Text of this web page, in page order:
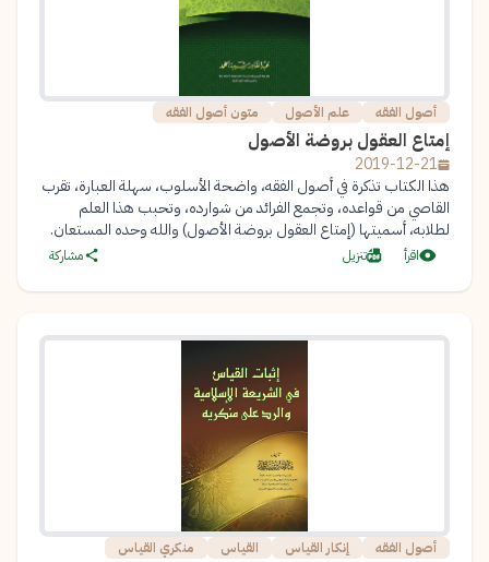
أصول الفقه علم الأصول متون أصول الفقه
إمتاع العقول بروضة الأصول
2019-12-21
هذا الكتاب تذكرة في أصول الفقه، واضحة الأسلوب، سهلة العبارة، تقرب
القاصي من قواعده، وتجمع الفرائد من شوارده، وتحبب هذا العلم
لطلابه، أسميتها (إمتاع العقول بروضة الأصول) والله وحده المستعان.
اقرأ تنزيل مشاركة
أصول الفقه إنكار القياس القياس منكري القياس